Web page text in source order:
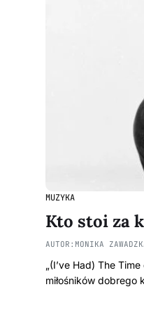
MUZYKA
Kto stoi za
AUTOR: MONIKA
„(I’ve Had) The
miłośników dobrego